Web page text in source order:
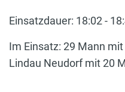
Einsatzdauer: 18:02 -
Im Einsatz: 29 Mann mit
Lindau Neudorf mit 20